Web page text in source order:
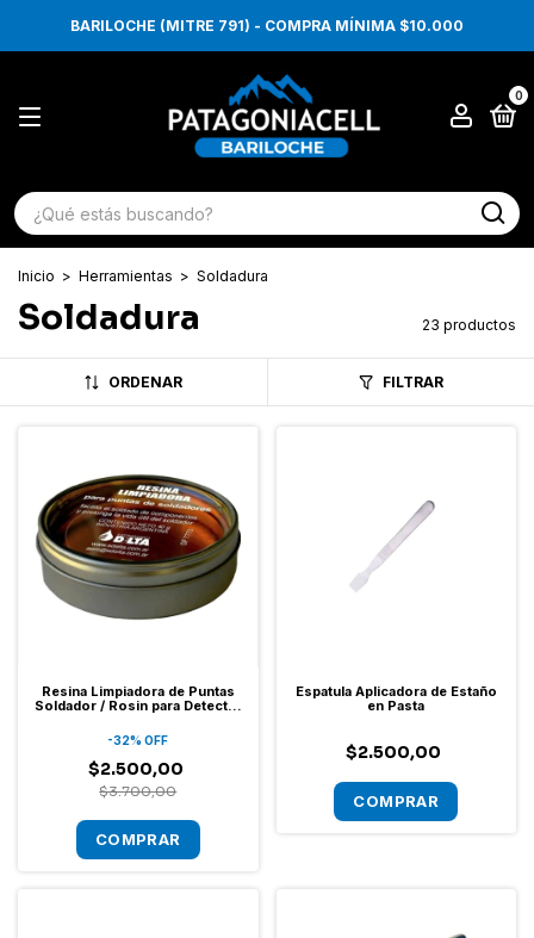
BARILOCHE (MITRE 791) - COMPRA MÍNIMA $10.000
0
Inicio > Herramientas > Soldadura
Soldadura 23 productos
ORDENAR FILTRAR
Resina Limpiadora de Puntas
Soldador / Rosin para Detectar
-32%OFF
$2.500,00
$3.700,00
Espatula Aplicadora de Estaño
en Pasta
$2.500,00